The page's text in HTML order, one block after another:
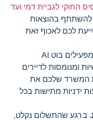
החוקי לגביית דמי ועד
להשתתף בהוצאות
לכם לאכוף זאת
מפעילים בוט AI
ומנומסות לדיירים
המשרד שלכם את
ידניות מתישות בכל
ברגע שהתשלום נקלט,